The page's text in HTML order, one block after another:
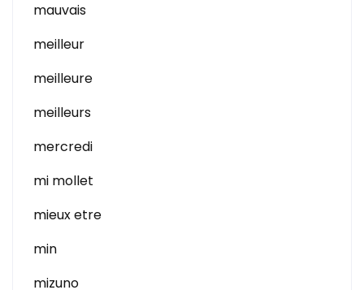
mauvais
meilleur
meilleure
meilleurs
mercredi
mi mollet
mieux etre
min
mizuno